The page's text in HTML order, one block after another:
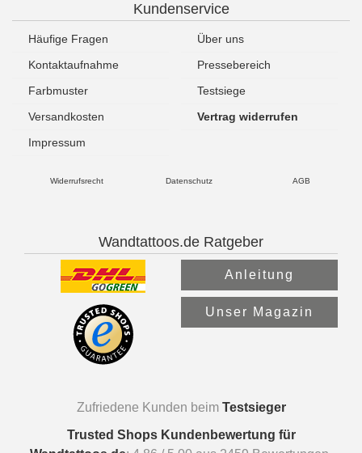
Kundenservice
Häufige Fragen
Über uns
Kontaktaufnahme
Pressebereich
Farbmuster
Testsiege
Versandkosten
Vertrag widerrufen
Impressum
Widerrufsrecht Datenschutz AGB
Wandtattoos.de Ratgeber
Anleitung
Unser Magazin
Zufriedene Kunden beim Testsieger
Trusted Shops Kundenbewertung für